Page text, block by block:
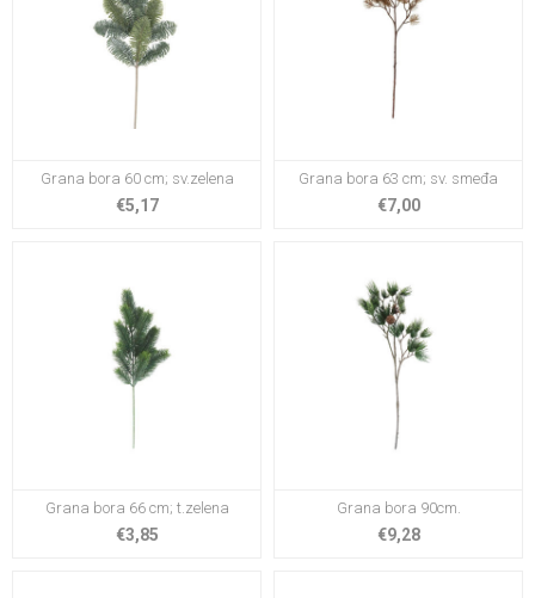
Grana bora 60 cm; sv.zelena
€5,17
Grana bora 63 cm; sv. smeđa
€7,00
Grana bora 66 cm; t.zelena
€3,85
Grana bora 90cm.
€9,28